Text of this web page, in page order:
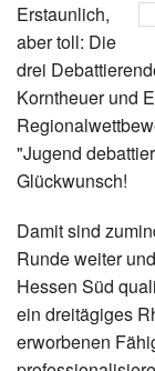
Erstaunlich,
aber toll: Die
drei
Korntheuer und
"Jugend
Glückwunsch!
Damit sind
Runde weiter
Hessen Süd
ein dreitägiges
erworbenen